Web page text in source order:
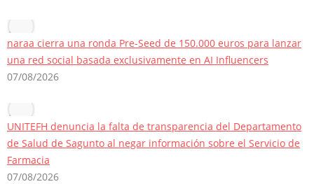
naraa cierra una ronda Pre-Seed de 150.000 euros para lanzar
una red social basada exclusivamente en AI Influencers
07/08/2026
UNITEFH denuncia la falta de transparencia del Departamento
de Salud de Sagunto al negar información sobre el Servicio de
Farmacia
07/08/2026